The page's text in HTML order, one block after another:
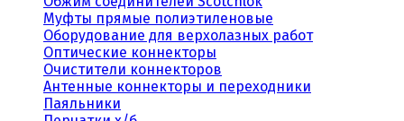
Муфты прямые полиэтиленовые
Оборудование для верхолазных работ
Оптические коннекторы
Очистители коннекторов
Антенные коннекторы и переходники
Паяльники